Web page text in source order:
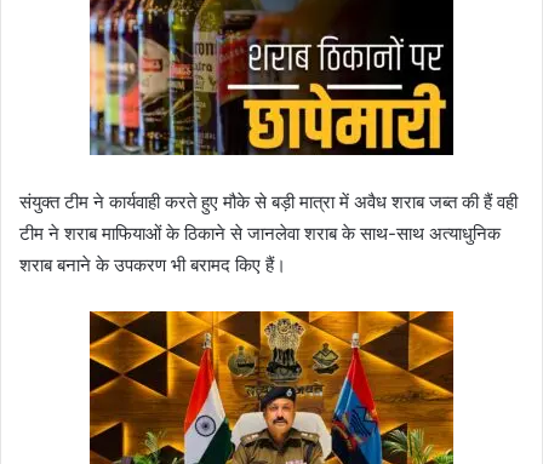
संयुक्त टीम ने कार्यवाही करते हुए मौके से बड़ी मात्रा में अवैध शराब जब्त की हैं वही
टीम ने शराब माफियाओं के ठिकाने से जानलेवा शराब के साथ-साथ अत्याधुनिक
शराब बनाने के उपकरण भी बरामद किए हैं।